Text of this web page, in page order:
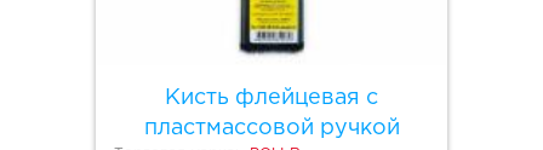
Кисть флейцевая с
пластмассовой ручкой